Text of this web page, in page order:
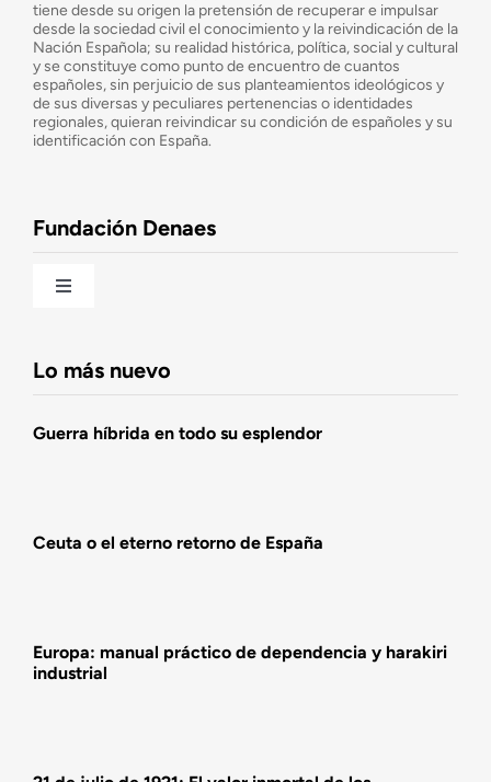
¿Cuáles son nuestros objetivos?
Consejo Asesor
tiene desde su origen la pretensión de recuperar e impulsar
desde la sociedad civil el conocimiento y la reivindicación de la
Nación Española; su realidad histórica, política, social y cultural
y se constituye como punto de encuentro de cuantos
españoles, sin perjuicio de sus planteamientos ideológicos y
de sus diversas y peculiares pertenencias o identidades
regionales, quieran reivindicar su condición de españoles y su
identificación con España.
Fundación Denaes
Toggle
Lo más nuevo
Guerra híbrida en todo su esplendor
Ceuta o el eterno retorno de España
Europa: manual práctico de dependencia y harakiri
industrial